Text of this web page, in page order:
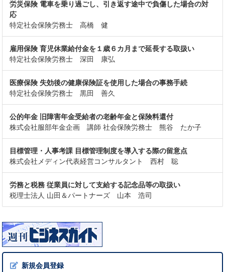
労災保険 電車を乗り過ごし、引き返す途中で負傷した場合の対
応
特定社会保険労務士 高橋 健
雇用保険 育児休業給付金を１歳６カ月まで延長する取扱い
特定社会保険労務士 深田 康弘
医療保険 失効後の健康保険証を使用した場合の事務手続
特定社会保険労務士 黒田 善久
公的年金 旧障害年金受給者の老齢年金と保険料還付
株式会社服部年金企画 講師 社会保険労務士 熊谷 たか子
目標管理・人事考課 目標管理制度を導入する際の留意点
株式会社メディン代表経営コンサルタント 西村 聡
労務と税務 従業員に対して支給する記念品等の取扱い
税理士法人 山田＆パートナーズ 山本 浩司
新規会員登録